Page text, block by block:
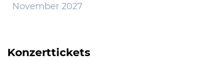
November 2027
Konzerttickets